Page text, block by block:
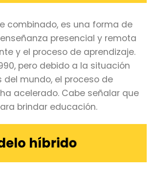
combinado, es una forma de
presencial y remota
y el proceso de aprendizaje.
pero debido a la situación
mundo, el proceso de
acelerado. Cabe señalar que
brindar educación.
híbrido